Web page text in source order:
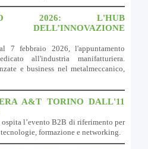
2026: L'HUB
DELL’INNOVAZIONE
7 febbraio 2026, l'appuntamento
all'industria manifatturiera.
e business nel metalmeccanico,
A&T TORINO DALL'11
l’evento B2B di riferimento per
formazione e networking.